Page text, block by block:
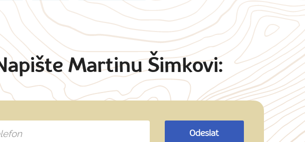
Martinu Šimkovi:
Odeslat